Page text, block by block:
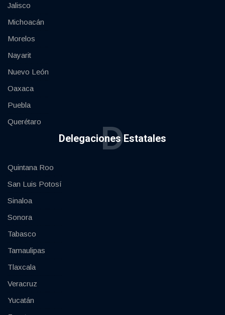
Jalisco
Michoacán
Morelos
Nayarit
Nuevo León
Oaxaca
Puebla
Querétaro
Delegaciones Estatales
D
Quintana Roo
San Luis Potosí
Sinaloa
Sonora
Tabasco
Tamaulipas
Tlaxcala
Veracruz
Yucatán